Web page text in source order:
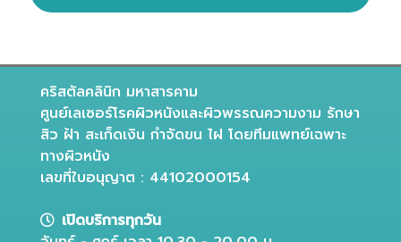
คริสตัลคลินิก มหาสารคาม
ศูนย์เลเซอร์โรคผิวหนังและผิวพรรณความงาม รักษา
สิว ฝ้า สะเก็ดเงิน กำจัดขน ไฝ โดยทีมแพทย์เฉพาะ
ทางผิวหนัง
เลขที่ใบอนุญาต : 44102000154
เปิดบริการทุกวัน